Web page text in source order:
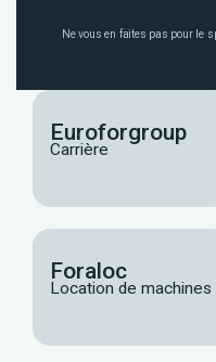
Ne vous en faites pas pour le
Euroforgroup
Carrière
Foraloc
Location de machines